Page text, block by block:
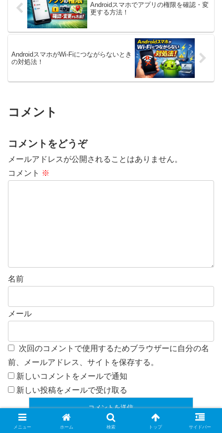
Androidスマホでアプリの権限を確認・変
更する方法！
AndroidスマホがWi-Fiにつながらないとき
の対処法！
コメント
コメントをどうぞ
メールアドレスが公開されることはありません。
コメント ※
名前
メール
次回のコメントで使用するためブラウザーに自分の名
前、メールアドレス、サイトを保存する。
新しいコメントをメールで通知
新しい投稿をメールで受け取る
メニュー ホーム 検索 トップ サイドバー